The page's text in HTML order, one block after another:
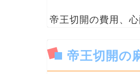
帝王切開の費用、
帝王切開の